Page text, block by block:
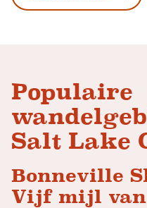
Populaire
Salt Lake
Bonneville
Vijf mijl